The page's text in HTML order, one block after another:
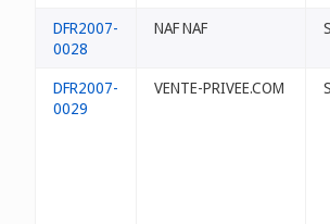
DFR2007-
0028
NAF NAF
DFR2007-
0029
VENTE-PRIVEE.COM